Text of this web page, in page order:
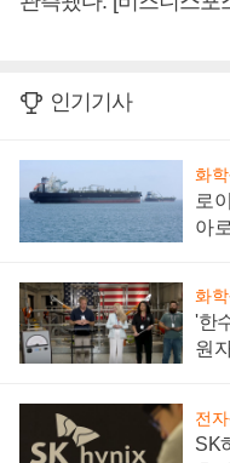
인기기사
화학
로
아
화학
'한
원
전자
SK